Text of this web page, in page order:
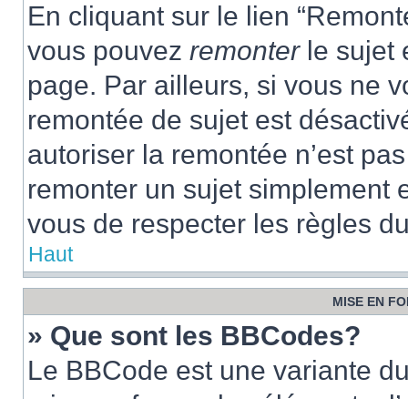
En cliquant sur le lien
vous pouvez remonterle sujet
page. Par ailleurs, si vous ne
remontée de sujet est
autoriser la remontée n’est
remonter un sujet simplement
vous de respecter les règles
Haut
MISE EN
» Que sont les BBCodes?
Le BBCode est une variante